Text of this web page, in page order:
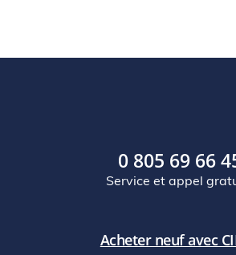
Acheter neuf avec
0 805 69 66
Service et appel